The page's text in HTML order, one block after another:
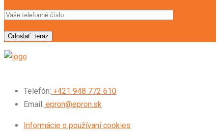
Odoslať teraz
Telefón: +421 948 772 610
Email: epron@epron.sk
Informácie o používaní cookies